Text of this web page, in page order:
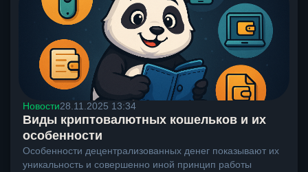
Новости28.11.2025 13:34
Виды криптовалютных кошельков и их
особенности
Особенности децентрализованных денег показывают их
уникальность и совершенно иной принцип работы